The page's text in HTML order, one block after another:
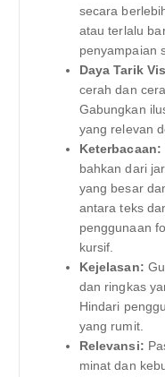
secara
atau terlalu
penyampaian
Daya Tarik
cerah dan
Gabungkan
yang relevan
Keterbacaan:
bahkan dari
yang besar
antara teks
penggunaan
kursif.
Kejelasan:
dan ringkas
Hindari
yang rumit.
Relevansi:
minat dan